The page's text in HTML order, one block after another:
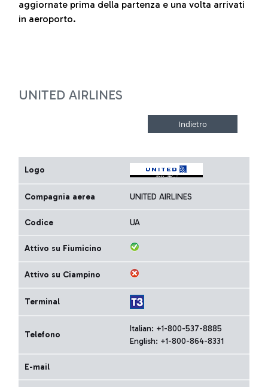
aggiornate prima della partenza e una volta arrivati
in aeroporto.
UNITED AIRLINES
Logo
Compagnia aerea UNITED AIRLINES
Codice UA
Attivo su Fiumicino
Attivo su Ciampino
Terminal
Telefono
Italian: +1-800-537-8885
English: +1-800-864-8331
E-mail